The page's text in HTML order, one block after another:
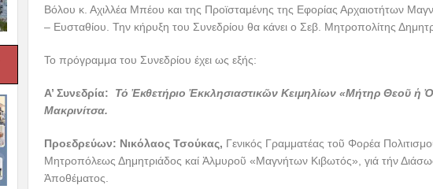
Βόλου κ. Αχιλλέα Μπέου και της Προϊσταμένης της Εφορίας Αρχαιοτήτων
– Ευσταθίου. Την κήρυξη του Συνεδρίου θα κάνει ο Σεβ. Μητροπολίτης
Το πρόγραμμα του Συνεδρίου έχει ως εξής:
Α’ Συνεδρία:
Τό Ἐκθετήριο Ἐκκλησιαστικῶν Κειμηλίων «Μήτηρ Θεοῦ ἡ
Μακρινίτσα.
Προεδρεύων: Νικόλαος Τσούκας, Γενικός Γραμματέας τοῦ Φορέα
Μητροπόλεως Δημητριάδος καί Ἁλμυροῦ «Μαγνήτων Κιβωτός», γιά τήν
Ἀποθέματος.